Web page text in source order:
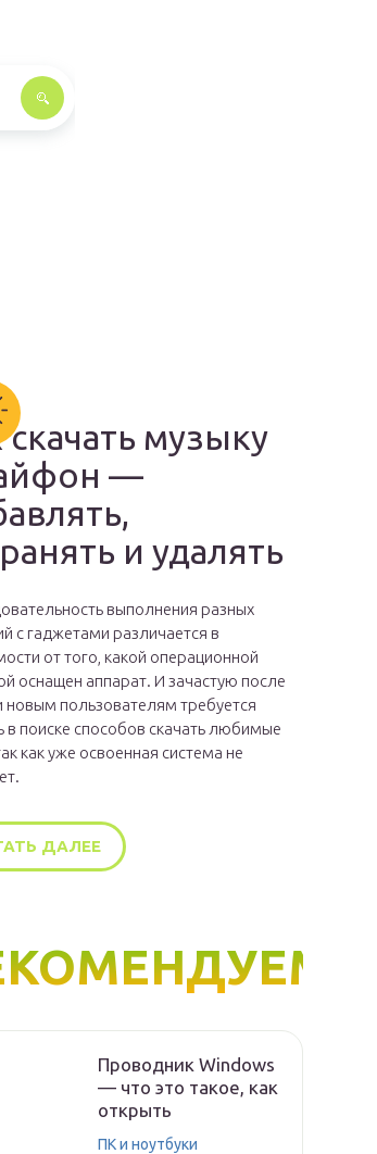
скачать музыку
—
и удалять
выполнения разных
с гаджетами различается в
от того, какой операционной
оснащен аппарат. И зачастую после
новым пользователям требуется
поиске способов скачать любимые
как уже освоенная система не
ДАЛЕЕ
Проводник Windows
— что это такое, как
открыть
ПК и ноутбуки